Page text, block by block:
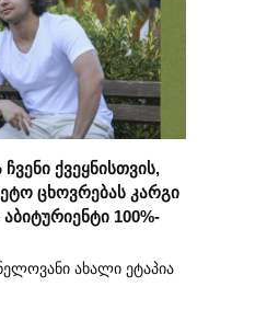
ქვეყნისთვის,
ცხოვრებას კარგი
100%-
ახალი ეტაპია